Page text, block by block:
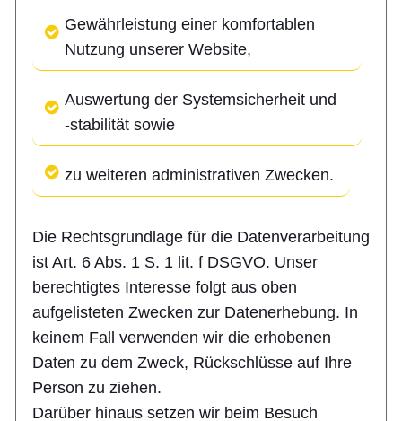
Gewährleistung einer komfortablen
Nutzung unserer Website,
Auswertung der Systemsicherheit und
-stabilität sowie
zu weiteren administrativen Zwecken.
Die Rechtsgrundlage für die Datenverarbeitung
ist Art. 6 Abs. 1 S. 1 lit. f DSGVO. Unser
berechtigtes Interesse folgt aus oben
aufgelisteten Zwecken zur Datenerhebung. In
keinem Fall verwenden wir die erhobenen
Daten zu dem Zweck, Rückschlüsse auf Ihre
Person zu ziehen.
Darüber hinaus setzen wir beim Besuch